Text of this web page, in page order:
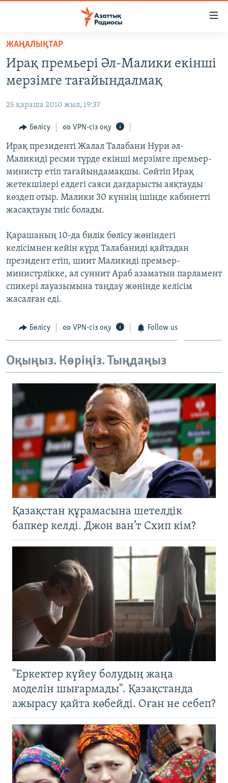
Skip
main
content
to
Navigation
Skip
to
Search
САЯСАТ
AZATTYQTV
ҚАҢТАР ОҚИҒАСЫ
АДАМ ҚҰҚЫҚТАРЫ
ӘЛЕУМЕТ
ӘЛЕМ
АРНАЙЫ ЖОБАЛАР
Русский
ЖАЗЫЛЫҢЫЗ
Басқа тілдерде
ЖАҢАЛЫҚТАР
Ирақ премьері Әл-Малики екінші
мерзімге тағайындалмақ
25 қараша 2010 жыл, 19:37
Бөлісу VPN-сіз оқу
Ирақ президенті Жалал Талабани Нури әл-
Маликиді ресми түрде екінші мерзімге премьер-
министр етіп тағайындамақшы. Сөйтіп Ирақ
жетекшілері елдегі саяси дағдарысты аяқтауды
көздеп отыр. Малики 30 күннің ішінде кабинетті
жасақтауы тиіс болады.
Қарашаның 10-да билік бөлісу жөніндегі
келісімнен кейін күрд Талабаниді қайтадан
президент етіп, шиит Маликиді премьер-
министрлікке, ал суннит Араб азаматын парламент
спикері лауазымына таңдау жөнінде келісім
жасалған еді.
Бөлісу VPN-сіз оқу Follow us
Оқыңыз. Көріңіз. Тыңдаңыз
Қазақстан құрамасына шетелдік
бапкер келді. Джон ван’т Схип кім?
"Еркектер күйеу болудың жаңа
моделін шығармады". Қазақстанда
ажырасу қайта көбейді. Оған не себеп?